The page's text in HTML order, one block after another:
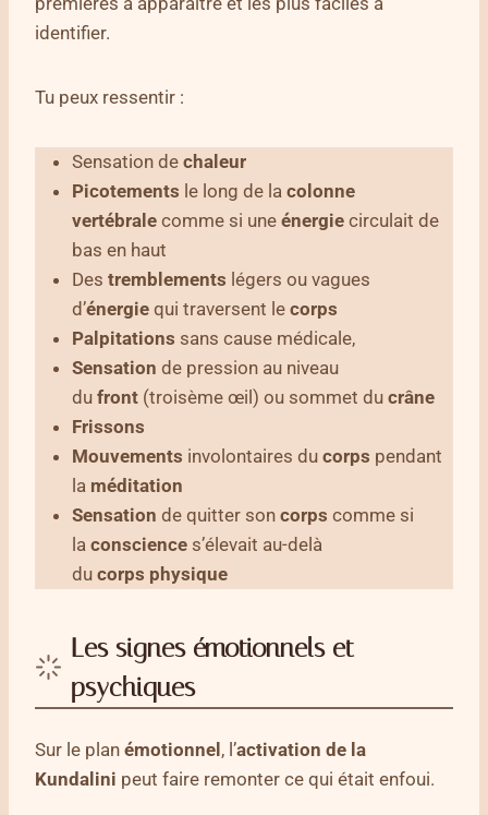
identifier.
Tu peux ressentir :
Sensation de chaleur
Picotements le long de la colonne
vertébrale comme si une énergie circulait de
bas en haut
Des tremblements légers ou vagues
d’énergie qui traversent le corps
Palpitations sans cause médicale,
Sensation de pression au niveau
du front (troisème œil) ou sommet du crâne
Frissons
Mouvements involontaires du corps pendant
la méditation
Sensation de quitter son corps comme si
la conscience s’élevait au-delà
du corps physique
Les signes émotionnels et
psychiques
Sur le plan émotionnel, l’activation de la
Kundalini peut faire remonter ce qui était enfoui.